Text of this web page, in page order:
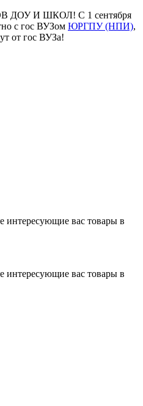
И ШКОЛ! С 1 сентября
с гос ВУЗом ЮРГПУ (НПИ),
от гос ВУЗа!
интересующие вас товары в
интересующие вас товары в